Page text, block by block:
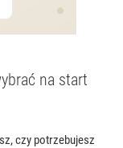
na start
czy potrzebujesz